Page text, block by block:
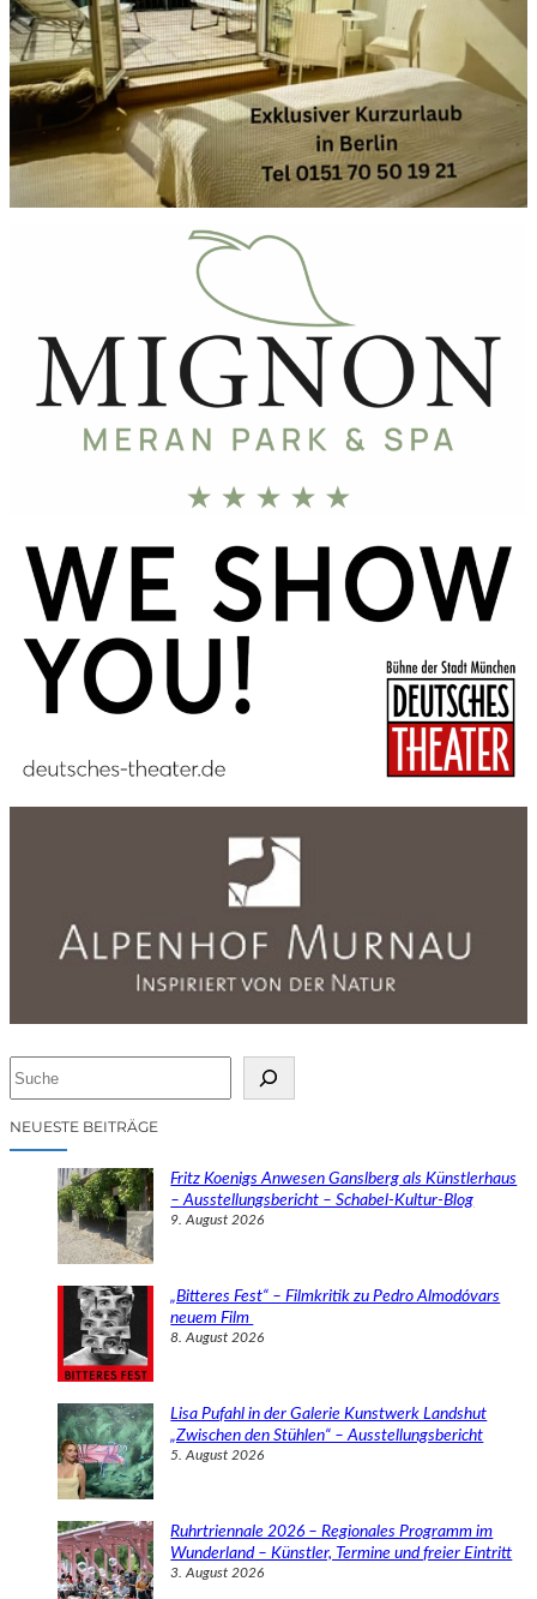
cNEUESTE BEITRÄGE
Fritz Koenigs Anwesen Ganslberg als Künstlerhaus
– Ausstellungsbericht – Schabel-Kultur-Blog
9. August 2026
„Bitteres Fest“ – Filmkritik zu Pedro Almodóvars
neuem Film
8. August 2026
Lisa Pufahl in der Galerie Kunstwerk Landshut
„Zwischen den Stühlen“ – Ausstellungsbericht
5. August 2026
Ruhrtriennale 2026 – Regionales Programm im
Wunderland – Künstler, Termine und freier Eintritt
3. August 2026